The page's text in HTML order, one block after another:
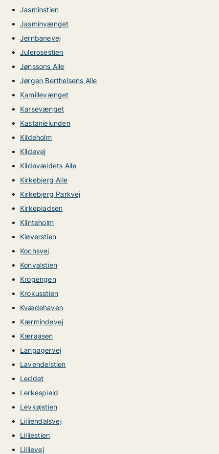
Jasminstien
Jasminvænget
Jernbanevej
Julerosestien
Jønssons Alle
Jørgen Berthelsens Alle
Kamillevænget
Karsevænget
Kastanielunden
Kildeholm
Kildevej
Kildevældets Alle
Kirkebjerg Alle
Kirkebjerg Parkvej
Kirkepladsen
Klinteholm
Kløverstien
Kochsvej
Konvalstien
Krogengen
Krokusstien
Kvædehaven
Kærmindevej
Kæraasen
Langagervej
Lavendelstien
Leddet
Lerkespield
Levkøjstien
Lilliendalsvej
Lilliestien
Lillievej